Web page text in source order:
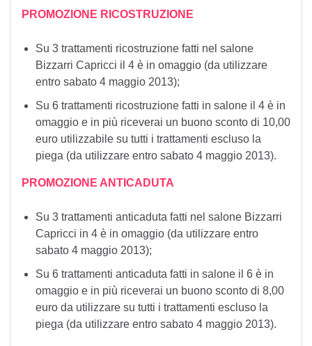
PROMOZIONE RICOSTRUZIONE
Su 3 trattamenti ricostruzione fatti nel salone
Bizzarri Capricci il 4 è in omaggio (da utilizzare
entro sabato 4 maggio 2013);
Su 6 trattamenti ricostruzione fatti in salone il 4 è in
omaggio e in più riceverai un buono sconto di 10,00
euro utilizzabile su tutti i trattamenti escluso la
piega (da utilizzare entro sabato 4 maggio 2013).
PROMOZIONE ANTICADUTA
Su 3 trattamenti anticaduta fatti nel salone Bizzarri
Capricci in 4 è in omaggio (da utilizzare entro
sabato 4 maggio 2013);
Su 6 trattamenti anticaduta fatti in salone il 6 è in
omaggio e in più riceverai un buono sconto di 8,00
euro da utilizzare su tutti i trattamenti escluso la
piega (da utilizzare entro sabato 4 maggio 2013).